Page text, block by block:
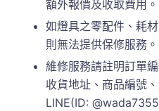
額外報價及收取費用。
如燈具之零配件、耗
則無法提供保修服務。
維修服務請註明訂單
收貨地址、商品編號
LINE(ID: